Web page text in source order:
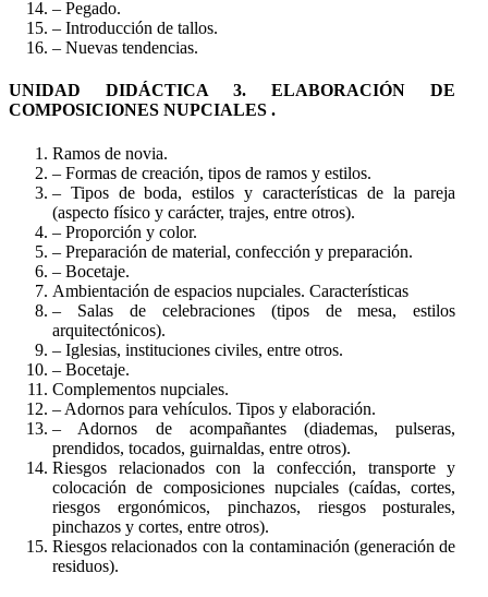
– Pegado.
– Introducción de tallos.
– Nuevas tendencias.
UNIDAD DIDÁCTICA 3. ELABORACIÓN DE
COMPOSICIONES NUPCIALES .
Ramos de novia.
– Formas de creación, tipos de ramos y estilos.
– Tipos de boda, estilos y características de la pareja
(aspecto físico y carácter, trajes, entre otros).
– Proporción y color.
– Preparación de material, confección y preparación.
– Bocetaje.
Ambientación de espacios nupciales. Características
– Salas de celebraciones (tipos de mesa, estilos
arquitectónicos).
– Iglesias, instituciones civiles, entre otros.
– Bocetaje.
Complementos nupciales.
– Adornos para vehículos. Tipos y elaboración.
– Adornos de acompañantes (diademas, pulseras,
prendidos, tocados, guirnaldas, entre otros).
Riesgos relacionados con la confección, transporte y
colocación de composiciones nupciales (caídas, cortes,
riesgos ergonómicos, pinchazos, riesgos posturales,
pinchazos y cortes, entre otros).
Riesgos relacionados con la contaminación (generación de
residuos).